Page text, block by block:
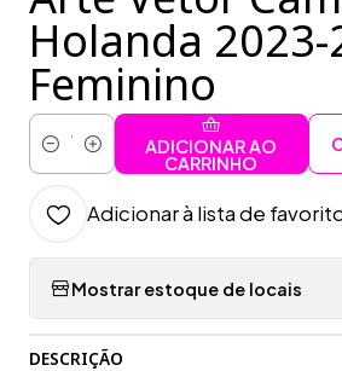
Holanda 2023-
Feminino
Quantidade
ADICIONAR AO
CARRINHO
Adicionar à lista de
Mostrar estoque de locais
DESCRIÇÃO